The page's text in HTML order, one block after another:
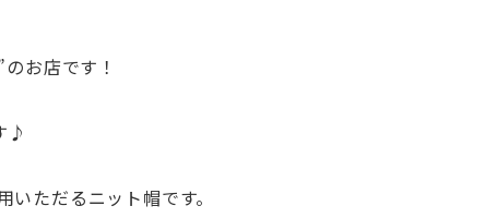
のお店です！
♪
ただるニット帽です。